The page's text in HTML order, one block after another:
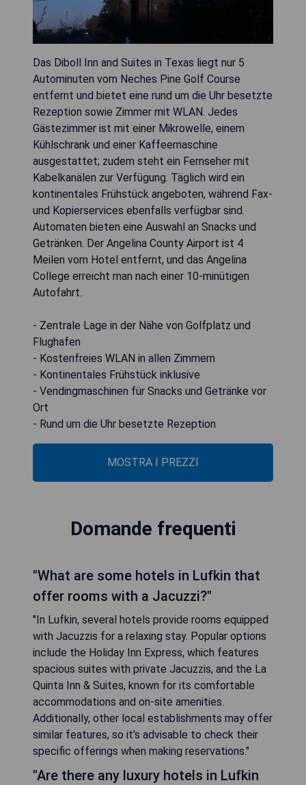
Das Diboll Inn and Suites in Texas liegt nur 5
Autominuten vom Neches Pine Golf Course
entfernt und bietet eine rund um die Uhr besetzte
Rezeption sowie Zimmer mit WLAN. Jedes
Gästezimmer ist mit einer Mikrowelle, einem
Kühlschrank und einer Kaffeemaschine
ausgestattet; zudem steht ein Fernseher mit
Kabelkanälen zur Verfügung. Täglich wird ein
kontinentales Frühstück angeboten, während Fax-
und Kopierservices ebenfalls verfügbar sind.
Automaten bieten eine Auswahl an Snacks und
Getränken. Der Angelina County Airport ist 4
Meilen vom Hotel entfernt, und das Angelina
College erreicht man nach einer 10-minütigen
Autofahrt.
- Zentrale Lage in der Nähe von Golfplatz und
Flughafen
- Kostenfreies WLAN in allen Zimmern
- Kontinentales Frühstück inklusive
- Vendingmaschinen für Snacks und Getränke vor
Ort
- Rund um die Uhr besetzte Rezeption
MOSTRA I PREZZI
Domande frequenti
"What are some hotels in Lufkin that
offer rooms with a Jacuzzi?"
"In Lufkin, several hotels provide rooms equipped
with Jacuzzis for a relaxing stay. Popular options
include the Holiday Inn Express, which features
spacious suites with private Jacuzzis, and the La
Quinta Inn & Suites, known for its comfortable
accommodations and on-site amenities.
Additionally, other local establishments may offer
similar features, so it's advisable to check their
specific offerings when making reservations."
"Are there any luxury hotels in Lufkin